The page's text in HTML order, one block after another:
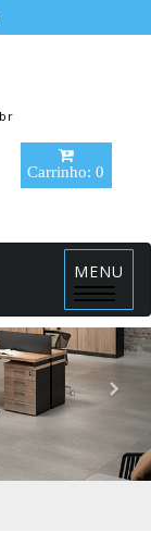
Carrinho: 0
MENU
Menu